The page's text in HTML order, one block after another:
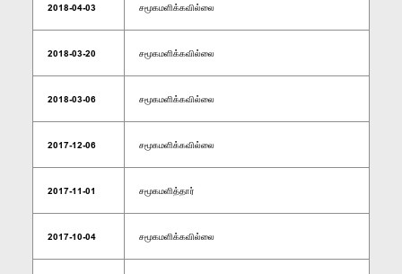
2018-04-03 சமூகமளிக்கவில்லை
2018-03-20 சமூகமளிக்கவில்லை
2018-03-06 சமூகமளிக்கவில்லை
2017-12-06 சமூகமளிக்கவில்லை
2017-11-01 சமூகமளித்தார்
2017-10-04 சமூகமளிக்கவில்லை